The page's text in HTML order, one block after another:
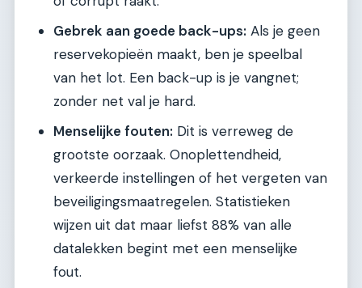
Gebrek aan goede back-ups: Als je geen
reservekopieën maakt, ben je speelbal
van het lot. Een back-up is je vangnet;
zonder net val je hard.
Menselijke fouten: Dit is verreweg de
grootste oorzaak. Onoplettendheid,
verkeerde instellingen of het vergeten van
beveiligingsmaatregelen. Statistieken
wijzen uit dat maar liefst 88% van alle
datalekken begint met een menselijke
fout.